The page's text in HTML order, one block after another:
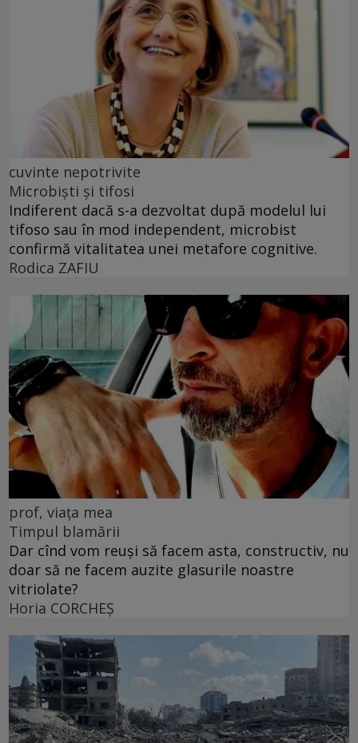
cuvinte nepotrivite
Microbiști și tifosi
Indiferent dacă s-a dezvoltat după modelul lui
tifoso sau în mod independent, microbist
confirmă vitalitatea unei metafore cognitive.
Rodica ZAFIU
prof, viața mea
Timpul blamării
Dar cînd vom reuși să facem asta, constructiv, nu
doar să ne facem auzite glasurile noastre
vitriolate?
Horia CORCHEŞ